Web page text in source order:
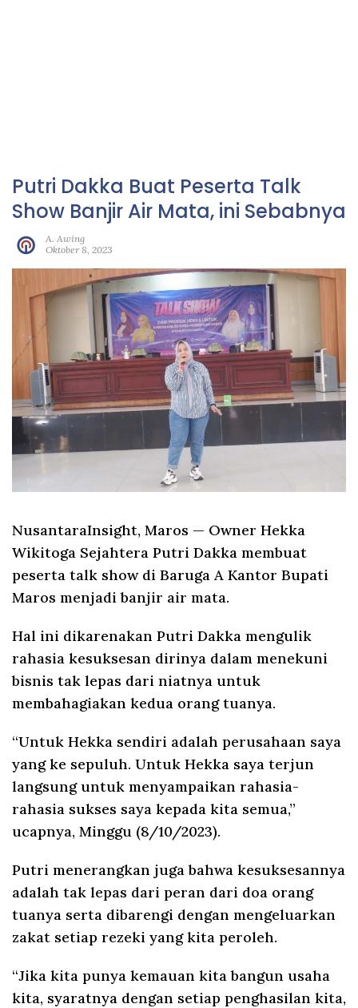
Putri Dakka Buat Peserta Talk
Show Banjir Air Mata, ini Sebabnya
A. Awing
Oktober 8, 2023
NusantaraInsight, Maros — Owner Hekka
Wikitoga Sejahtera Putri Dakka membuat
peserta talk show di Baruga A Kantor Bupati
Maros menjadi banjir air mata.
Hal ini dikarenakan Putri Dakka mengulik
rahasia kesuksesan dirinya dalam menekuni
bisnis tak lepas dari niatnya untuk
membahagiakan kedua orang tuanya.
“Untuk Hekka sendiri adalah perusahaan saya
yang ke sepuluh. Untuk Hekka saya terjun
langsung untuk menyampaikan rahasia-
rahasia sukses saya kepada kita semua,”
ucapnya, Minggu (8/10/2023).
Putri menerangkan juga bahwa kesuksesannya
adalah tak lepas dari peran dari doa orang
tuanya serta dibarengi dengan mengeluarkan
zakat setiap rezeki yang kita peroleh.
“Jika kita punya kemauan kita bangun usaha
kita, syaratnya dengan setiap penghasilan kita,